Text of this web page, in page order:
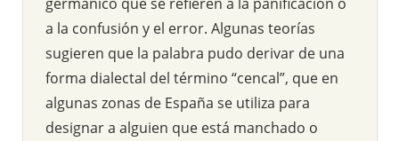
a la confusión y el error. Algunas teorías
sugieren que la palabra pudo derivar de una
forma dialectal del término “cencal”, que en
algunas zonas de España se utiliza para
designar a alguien que está manchado o